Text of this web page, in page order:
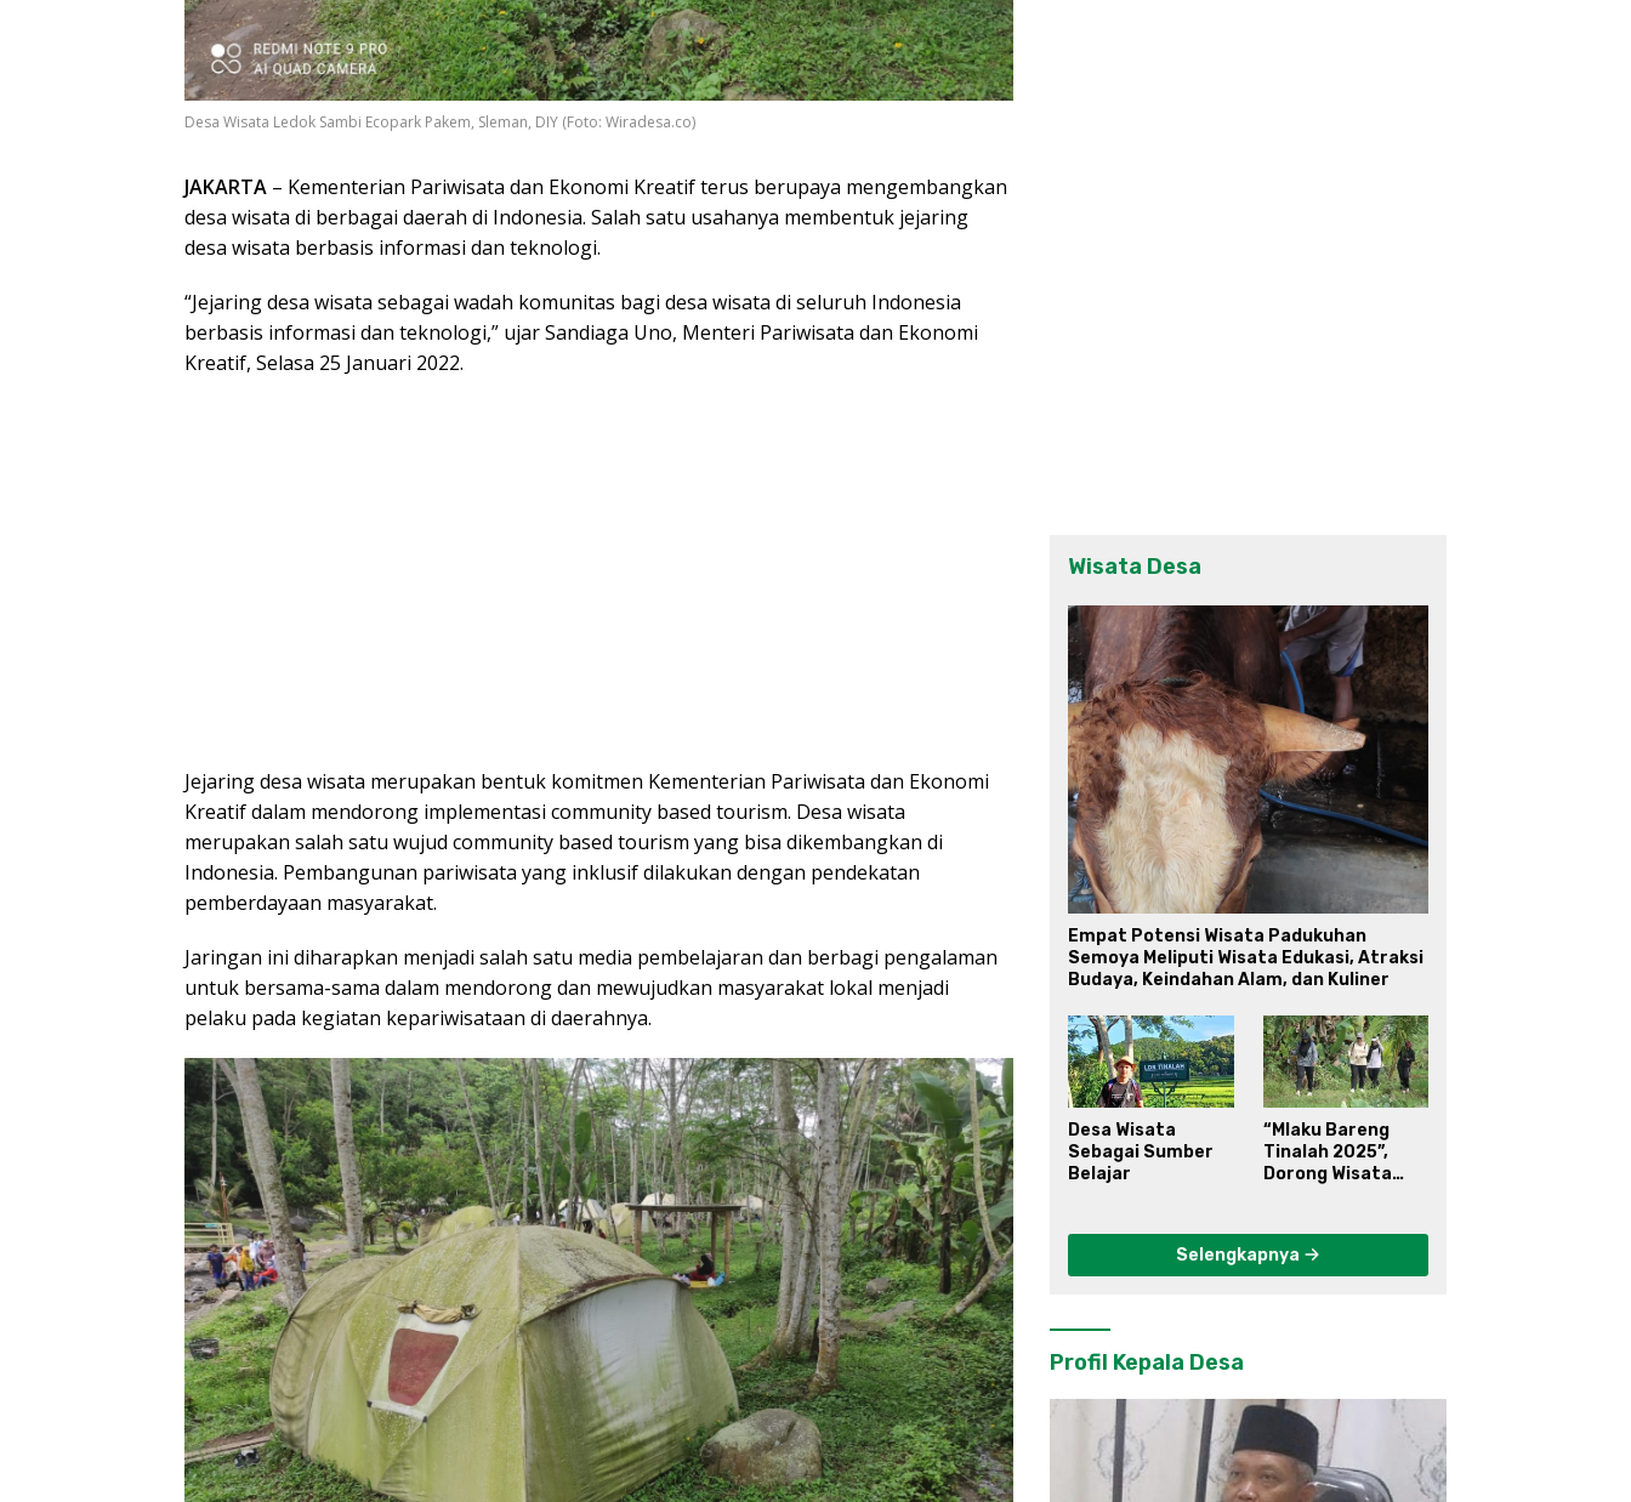
Desa Wisata Ledok Sambi Ecopark Pakem, Sleman, DIY (Foto: Wiradesa.co)
JAKARTA – Kementerian Pariwisata dan Ekonomi Kreatif terus berupaya mengembangkan
desa wisata di berbagai daerah di Indonesia. Salah satu usahanya membentuk jejaring
desa wisata berbasis informasi dan teknologi.
“Jejaring desa wisata sebagai wadah komunitas bagi desa wisata di seluruh Indonesia
berbasis informasi dan teknologi,” ujar Sandiaga Uno, Menteri Pariwisata dan Ekonomi
Kreatif, Selasa 25 Januari 2022.
Jejaring desa wisata merupakan bentuk komitmen Kementerian Pariwisata dan Ekonomi
Kreatif dalam mendorong implementasi community based tourism. Desa wisata
merupakan salah satu wujud community based tourism yang bisa dikembangkan di
Indonesia. Pembangunan pariwisata yang inklusif dilakukan dengan pendekatan
pemberdayaan masyarakat.
Jaringan ini diharapkan menjadi salah satu media pembelajaran dan berbagi pengalaman
untuk bersama-sama dalam mendorong dan mewujudkan masyarakat lokal menjadi
pelaku pada kegiatan kepariwisataan di daerahnya.
Wisata Desa
Empat Potensi Wisata Padukuhan
Semoya Meliputi Wisata Edukasi, Atraksi
Budaya, Keindahan Alam, dan Kuliner
Desa Wisata
Sebagai Sumber
Belajar
“Mlaku Bareng
Tinalah 2025”,
Dorong Wisata
Selengkapnya
Profil Kepala Desa